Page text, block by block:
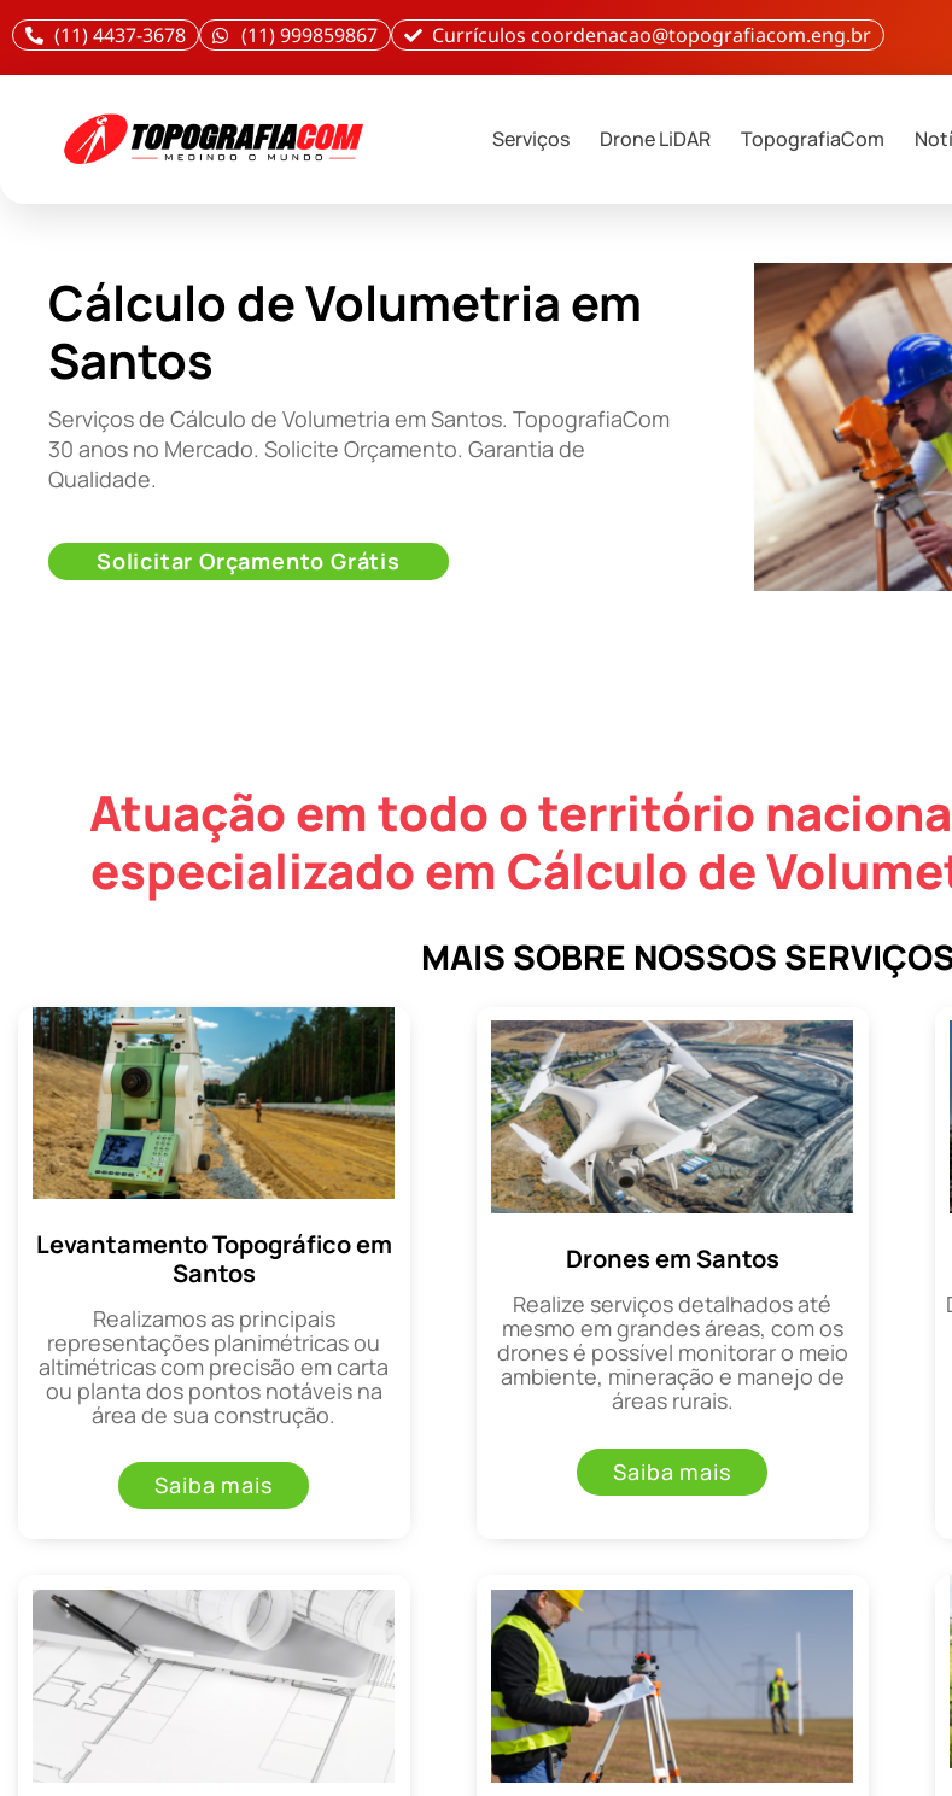
(11) 4437-3678 (11) 999859867 Currículos coordenacao@topografiacom.eng.br
Serviços Drone LiDAR TopografiaCom
Cálculo de Volumetria em
Santos
Serviços de Cálculo de Volumetria em Santos. TopografiaCom
30 anos no Mercado. Solicite Orçamento. Garantia de
Qualidade.
Solicitar Orçamento Grátis
Atuação em todo o território
especializado em Cálculo de
MAIS SOBRE NOSSOS
Levantamento Topográfico em
Santos
Realizamos as principais
representações planimétricas ou
altimétricas com precisão em carta
ou planta dos pontos notáveis na
área de sua construção.
Saiba mais
Drones em Santos
Realize serviços detalhados até
mesmo em grandes áreas, com os
drones é possível monitorar o meio
ambiente, mineração e manejo de
áreas rurais.
Saiba mais